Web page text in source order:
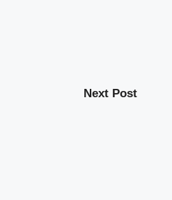
Next Post